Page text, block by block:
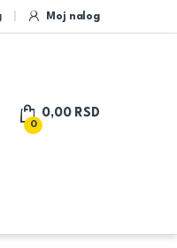
Moj nalog
Account
0
0,00 RSD